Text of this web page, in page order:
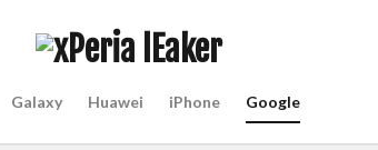
Galaxy Huawei iPhone Google